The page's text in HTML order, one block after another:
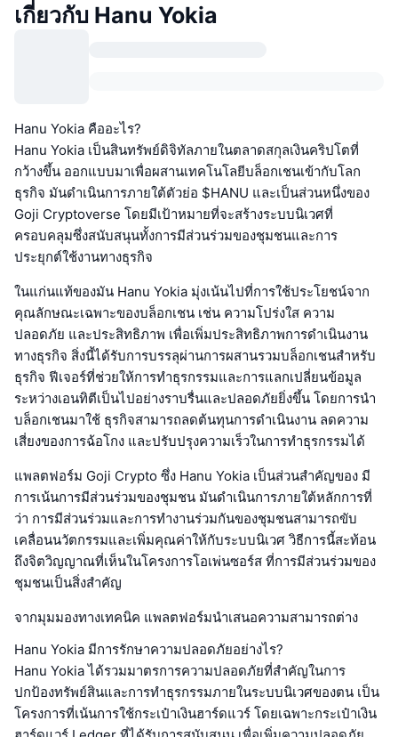
เกี่ยวกับ Hanu Yokia
Hanu Yokia คืออะไร?
Hanu Yokia เป็นสินทรัพย์ดิจิทัลภายในตลาดสกุลเงินคริปโตที่
กว้างขึ้น ออกแบบมาเพื่อผสานเทคโนโลยีบล็อกเชนเข้ากับโลก
ธุรกิจ มันดำเนินการภายใต้ตัวย่อ $HANU และเป็นส่วนหนึ่งของ
Goji Cryptoverse โดยมีเป้าหมายที่จะสร้างระบบนิเวศที่
ครอบคลุมซึ่งสนับสนุนทั้งการมีส่วนร่วมของชุมชนและการ
ประยุกต์ใช้งานทางธุรกิจ
ในแก่นแท้ของมัน Hanu Yokia มุ่งเน้นไปที่การใช้ประโยชน์จาก
คุณลักษณะเฉพาะของบล็อกเชน เช่น ความโปร่งใส ความ
ปลอดภัย และประสิทธิภาพ เพื่อเพิ่มประสิทธิภาพการดำเนินงาน
ทางธุรกิจ สิ่งนี้ได้รับการบรรลุผ่านการผสานรวมบล็อกเชนสำหรับ
ธุรกิจ ฟีเจอร์ที่ช่วยให้การทำธุรกรรมและการแลกเปลี่ยนข้อมูล
ระหว่างเอนทิตีเป็นไปอย่างราบรื่นและปลอดภัยยิ่งขึ้น โดยการนำ
บล็อกเชนมาใช้ ธุรกิจสามารถลดต้นทุนการดำเนินงาน ลดความ
เสี่ยงของการฉ้อโกง และปรับปรุงความเร็วในการทำธุรกรรมได้
แพลตฟอร์ม Goji Crypto ซึ่ง Hanu Yokia เป็นส่วนสำคัญของ มี
การเน้นการมีส่วนร่วมของชุมชน มันดำเนินการภายใต้หลักการที่
ว่า การมีส่วนร่วมและการทำงานร่วมกันของชุมชนสามารถขับ
เคลื่อนนวัตกรรมและเพิ่มคุณค่าให้กับระบบนิเวศ วิธีการนี้สะท้อน
ถึงจิตวิญญาณที่เห็นในโครงการโอเพ่นซอร์ส ที่การมีส่วนร่วมของ
ชุมชนเป็นสิ่งสำคัญ
จากมุมมองทางเทคนิค แพลตฟอร์มนำเสนอความสามารถต่าง
Hanu Yokia มีการรักษาความปลอดภัยอย่างไร?
Hanu Yokia ได้รวมมาตรการความปลอดภัยที่สำคัญในการ
ปกป้องทรัพย์สินและการทำธุรกรรมภายในระบบนิเวศของตน เป็น
โครงการที่เน้นการใช้กระเป๋าเงินฮาร์ดแวร์ โดยเฉพาะกระเป๋าเงิน